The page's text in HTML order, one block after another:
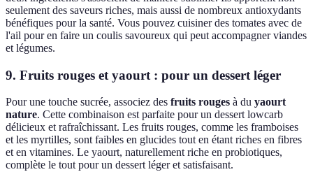
seulement des saveurs riches, mais aussi de nombreux antioxydants
bénéfiques pour la santé. Vous pouvez cuisiner des tomates avec de
l'ail pour en faire un coulis savoureux qui peut accompagner viandes
et légumes.
9. Fruits rouges et yaourt : pour un dessert léger
Pour une touche sucrée, associez des fruits rouges à du yaourt
nature. Cette combinaison est parfaite pour un dessert lowcarb
délicieux et rafraîchissant. Les fruits rouges, comme les framboises
et les myrtilles, sont faibles en glucides tout en étant riches en fibres
et en vitamines. Le yaourt, naturellement riche en probiotiques,
complète le tout pour un dessert léger et satisfaisant.